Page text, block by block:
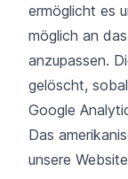
ermöglicht es
möglich an
anzupassen.
gelöscht,
Google
Das
unsere